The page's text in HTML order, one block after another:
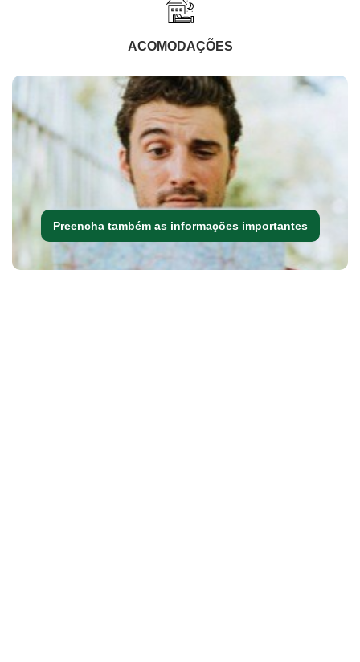
ACOMODAÇÕES
Preencha também as informações importantes